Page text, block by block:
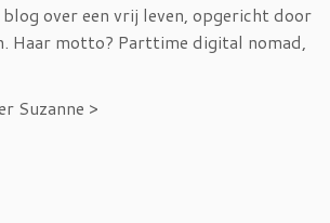
over een vrij leven, opgericht door
Haar motto? Parttime digital nomad,
Suzanne >